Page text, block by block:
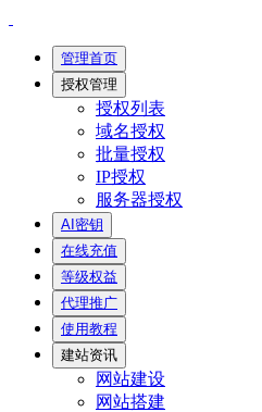
管理首页
授权管理
授权列表
域名授权
批量授权
IP授权
服务器授权
AI密钥
在线充值
等级权益
代理推广
使用教程
建站资讯
网站建设
网站搭建